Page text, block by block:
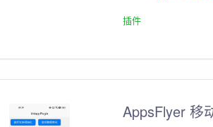
插件
AppsFlyer 移